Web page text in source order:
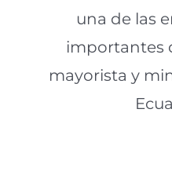
una de las
importantes
mayorista y